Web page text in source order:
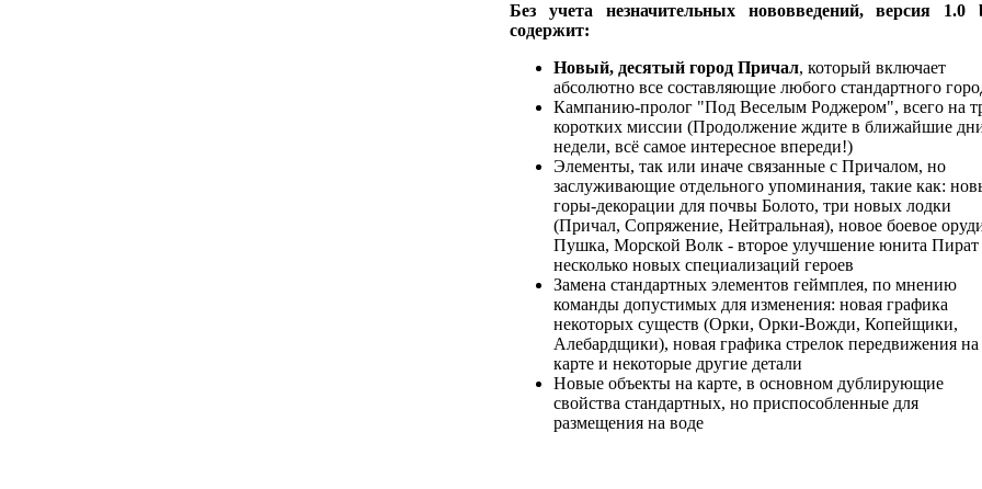
Без учета незначительных нововведений, версия 1.0
содержит:
Новый, десятый город Причал, который включает
абсолютно все составляющие любого стандартного
Кампанию-пролог "Под Веселым Роджером", всего на
коротких миссии (Продолжение ждите в ближайшие
недели, всё самое интересное впереди!)
Элементы, так или иначе связанные с Причалом, но
заслуживающие отдельного упоминания, такие как:
горы-декорации для почвы Болото, три новых лодки
(Причал, Сопряжение, Нейтральная), новое боевое
Пушка, Морской Волк - второе улучшение юнита Пират
несколько новых специализаций героев
Замена стандартных элементов геймплея, по мнению
команды допустимых для изменения: новая графика
некоторых существ (Орки, Орки-Вожди, Копейщики,
Алебардщики), новая графика стрелок передвижения на
карте и некоторые другие детали
Новые объекты на карте, в основном дублирующие
свойства стандартных, но приспособленные для
размещения на воде